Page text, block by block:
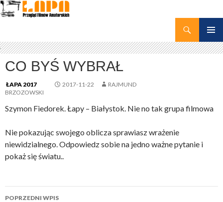
MENU
DO
CO BYŚ WYBRAŁ
ŁAPA 2017 2017-11-22
RAJMUND
BRZOZOWSKI
Szymon Fiedorek. Łapy – Białystok. Nie no tak grupa filmowa
Nie pokazując swojego oblicza sprawiasz wrażenie
niewidzialnego. Odpowiedz sobie na jedno ważne pytanie i
pokaż się światu..
Nawigacja
POPRZEDNI WPIS